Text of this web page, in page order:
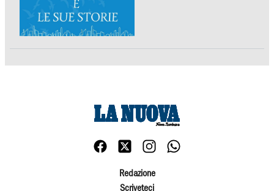
Redazione
Scriveteci